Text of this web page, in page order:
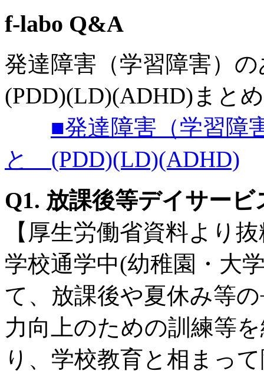
f-labo Q&A
発達障害（学習障害）
(PDD)(LD)(ADHD)まとめ
■発達障害（学習障
と (PDD)(LD)(ADHD)
Q1. 放課後等デイサー
【厚生労働省資料より
学校通学中(幼稚園・大
て、放課後や夏休み等
力向上のための訓練等
り、学校教育と相まっ